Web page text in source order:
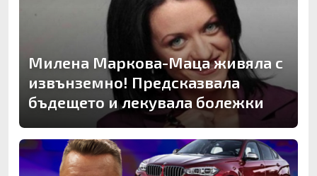
Милена Маркова-Маца живяла с
извънземно! Предсказвала
бъдещето и лекувала болежки